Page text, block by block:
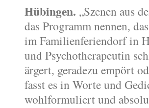
Hübingen. „Szenen aus
das Programm nennen,
im Familienferiendorf in
und Psychotherapeutin
ärgert, geradezu empört
fasst es in Worte und
wohlformuliert und